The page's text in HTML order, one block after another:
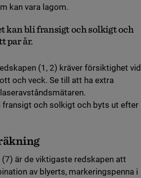
kan vara lagom.
kan bli fransigt och solkigt och
par år.
(1, 2) kräver försiktighet vid
och veck. Se till att ha extra
fransigt och solkigt och byts ut efter
är de viktigaste redskapen att
av blyerts, markeringspenna i